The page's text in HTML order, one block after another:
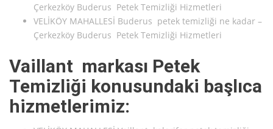
Çerkezköy Buderus Petek Temizliği Hizmetleri
VELİKÖY MAHALLESİ Buderus petek temizliği ne kadar –
Çerkezköy Buderus Petek Temizliği Hizmetleri
Vaillant markası Petek
Temizliği konusundaki başlıca
hizmetlerimiz: